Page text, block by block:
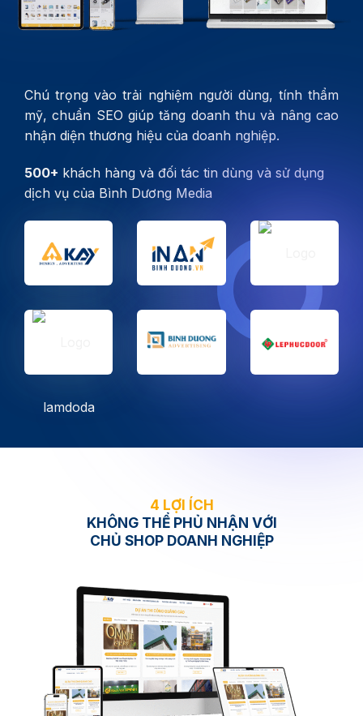
Chú trọng vào trải nghiệm người dùng, tính thẩm
mỹ, chuẩn SEO giúp tăng doanh thu và nâng cao
nhận diện thương hiệu của doanh nghiệp.
500+ khách hàng và đối tác tin dùng và sử dụng
dịch vụ của Bình Dương Media
4 LỢI ÍCH
KHÔNG THỂ PHỦ NHẬN VỚI
CHỦ SHOP DOANH NGHIỆP